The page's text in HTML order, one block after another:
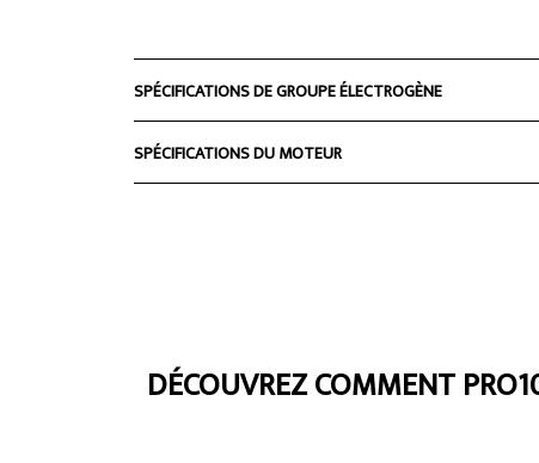
SPÉCIFICATIONS DE GROUPE ÉLECTROGÈNE
SPÉCIFICATIONS DU MOTEUR
DÉCOUVREZ COMMENT